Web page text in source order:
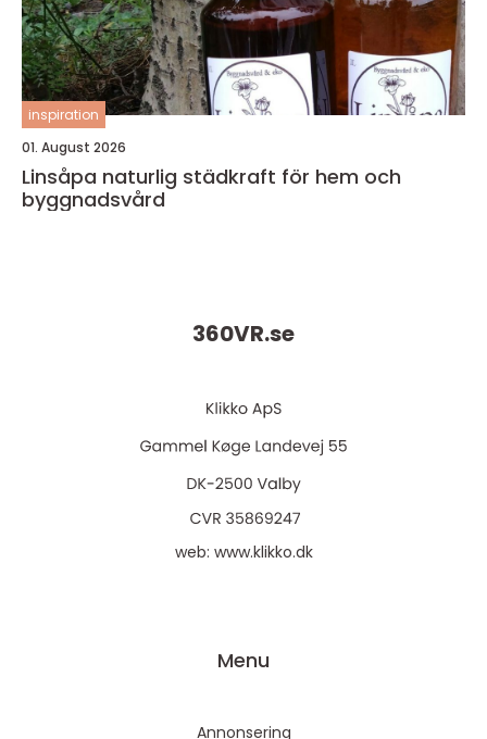
inspiration
01. August 2026
Linsåpa naturlig städkraft för hem och
byggnadsvård
360VR.se
web: www.klikko.dk
Menu
Annonsering